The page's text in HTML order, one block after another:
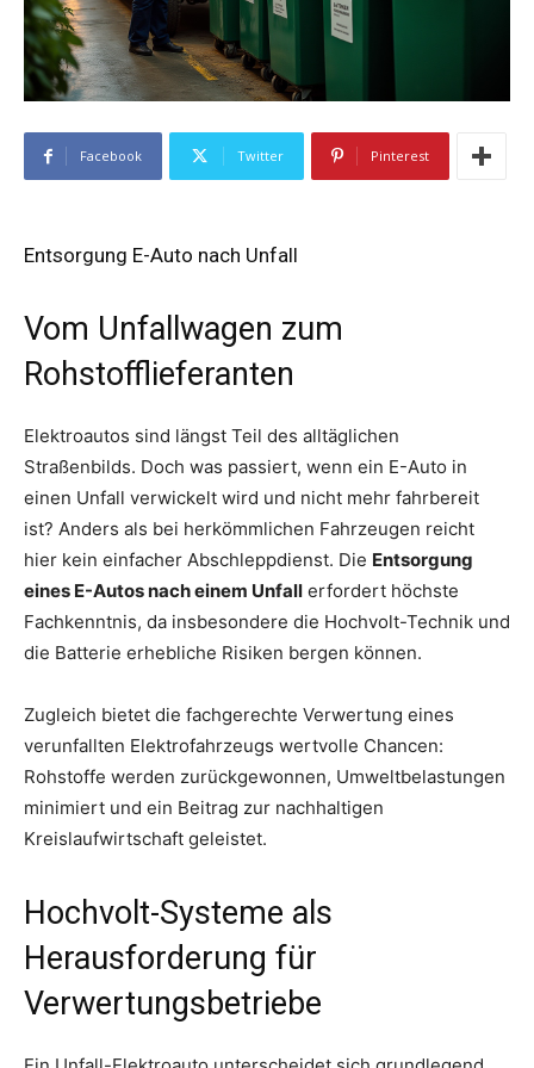
Facebook Twitter Pinterest
Entsorgung E-Auto nach Unfall
Vom Unfallwagen zum
Rohstofflieferanten
Elektroautos sind längst Teil des alltäglichen
Straßenbilds. Doch was passiert, wenn ein E-Auto in
einen Unfall verwickelt wird und nicht mehr fahrbereit
ist? Anders als bei herkömmlichen Fahrzeugen reicht
hier kein einfacher Abschleppdienst. Die Entsorgung
eines E-Autos nach einem Unfall erfordert höchste
Fachkenntnis, da insbesondere die Hochvolt-Technik und
die Batterie erhebliche Risiken bergen können.
Zugleich bietet die fachgerechte Verwertung eines
verunfallten Elektrofahrzeugs wertvolle Chancen:
Rohstoffe werden zurückgewonnen, Umweltbelastungen
minimiert und ein Beitrag zur nachhaltigen
Kreislaufwirtschaft geleistet.
Hochvolt-Systeme als
Herausforderung für
Verwertungsbetriebe